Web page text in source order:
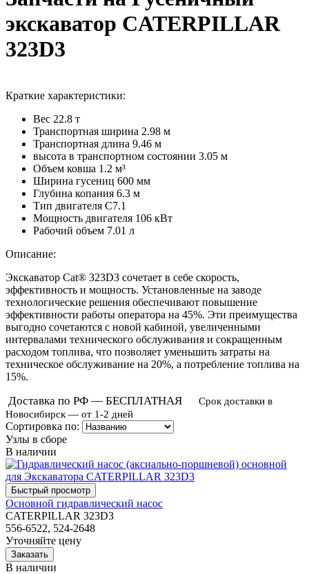
экскаватор CATERPILLAR
323D3
Краткие характеристики:
Вес 22.8 т
Транспортная ширина 2.98 м
Транспортная длина 9.46 м
высота в транспортном cостоянии 3.05 м
Объем ковша 1.2 м³
Ширина гусениц 600 мм
Глубина копания 6.3 м
Тип двигателя C7.1
Мощность двигателя 106 кВт
Рабочий объем 7.01 л
Описание:
Экскаватор Cat® 323D3 сочетает в себе скорость,
эффективность и мощность. Установленные на заводе
технологические решения обеспечивают повышение
эффективности работы оператора на 45%. Эти преимущества
выгодно сочетаются с новой кабиной, увеличенными
интервалами технического обслуживания и сокращенным
расходом топлива, что позволяет уменьшить затраты на
техническое обслуживание на 20%, а потребление топлива на
15%.
Доставка по РФ — БЕСПЛАТНАЯ
Срок доставки в
Новосибирск — от 1-2 дней
Сортировка по:
Узлы в сборе
В наличии
Основной гидравлический насос
CATERPILLAR 323D3
556-6522, 524-2648
Уточняйте цену
В наличии